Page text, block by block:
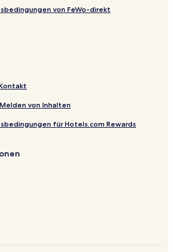
Charbon Colliery
Reserve
von FeWo-direkt
von Inhalten
für Hotels.com Rewards